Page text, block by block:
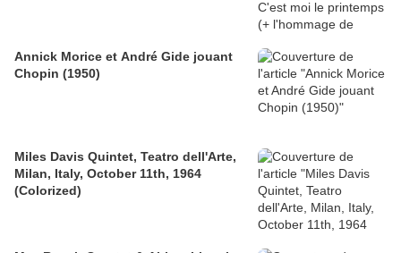
Annick Morice et André Gide jouant
Chopin (1950)
Miles Davis Quintet, Teatro dell'Arte,
Milan, Italy, October 11th, 1964
(Colorized)